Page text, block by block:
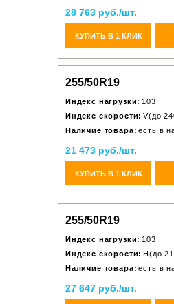
28 763 руб./шт.
КУПИТЬ В 1 КЛИК
255/50R19
Индекс нагрузки: 103
Индекс скорости: V(до
Наличие товара: есть в
21 473 руб./шт.
КУПИТЬ В 1 КЛИК
255/50R19
Индекс нагрузки: 103
Индекс скорости: H(до
Наличие товара: есть в
27 647 руб./шт.